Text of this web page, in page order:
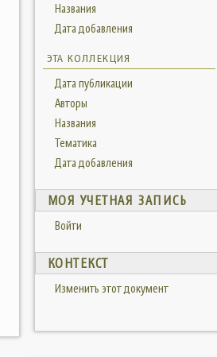
Названия
Дата добавления
ЭТА КОЛЛЕКЦИЯ
Дата публикации
Авторы
Названия
Тематика
Дата добавления
МОЯ УЧЕТНАЯ ЗАПИСЬ
Войти
КОНТЕКСТ
Изменить этот документ